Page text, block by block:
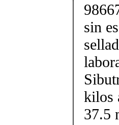
sin
kilos
37.5